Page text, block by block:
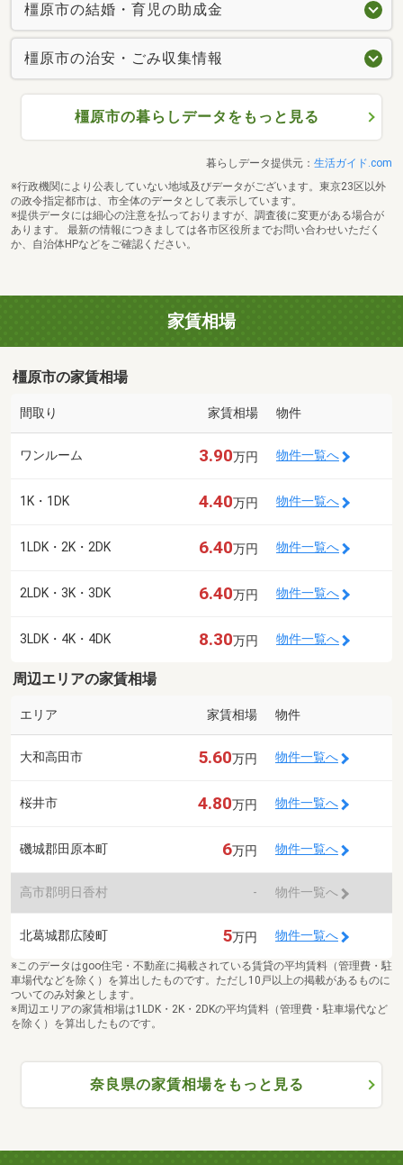
橿原市の結婚・育児の助成金
橿原市の治安・ごみ収集情報
橿原市の暮らしデータをもっと見る
暮らしデータ提供元： 生活ガイド.com
※行政機関により公表していない地域及びデータがございます。東京23区以外
の政令指定都市は、市全体のデータとして表示しています。
※提供データには細心の注意を払っておりますが、調査後に変更がある場合が
あります。 最新の情報につきましては各市区役所までお問い合わせいただく
か、自治体HPなどをご確認ください。
家賃相場
橿原市の家賃相場
間取り 家賃相場 物件
ワンルーム 3.90万円 物件一覧へ
1K・1DK 4.40万円 物件一覧へ
1LDK・2K・2DK 6.40万円 物件一覧へ
2LDK・3K・3DK 6.40万円 物件一覧へ
3LDK・4K・4DK 8.30万円 物件一覧へ
周辺エリアの家賃相場
エリア 家賃相場 物件
大和高田市 5.60万円 物件一覧へ
桜井市 4.80万円 物件一覧へ
磯城郡田原本町 6万円 物件一覧へ
高市郡明日香村 - 物件一覧へ
北葛城郡広陵町 5万円 物件一覧へ
※このデータはgoo住宅・不動産に掲載されている賃貸の平均賃料（管理費・駐
車場代などを除く）を算出したものです。ただし10戸以上の掲載があるものに
ついてのみ対象とします。
※周辺エリアの家賃相場は1LDK・2K・2DKの平均賃料（管理費・駐車場代など
を除く）を算出したものです。
奈良県の家賃相場をもっと見る